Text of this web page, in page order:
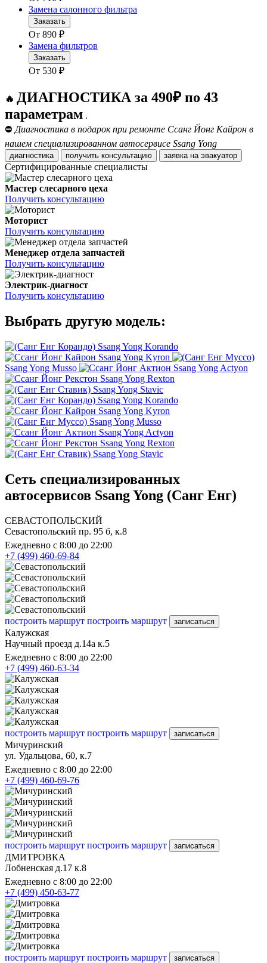
Замена салонного фильтра
Заказать
От 890 ₽
Замена фильтров
Заказать
От 530 ₽
🔥 ДИАГНОСТИКА за 490₽ по 43
параметрам .
⛔ Диагностика в подарок при ремонте Ссанг Йонг Кайрон в
нашем специализированном автосервисе Ssang Yong
диагностика получить консультацию заявка на эвакуатор
Сертифицированные специалисты
Мастер слесарного цеха
Получить консультацию
Моторист
Получить консультацию
Менеджер отдела запчастей
Получить консультацию
Электрик-диагност
Получить консультацию
Выбрать другую модель:
Ssang Yong Korando
Ssang Yong Kyron
Ssang Yong Musso
Ssang Yong Actyon
Ssang Yong Rexton
Ssang Yong Stavic
Ssang Yong Korando
Ssang Yong Kyron
Ssang Yong Musso
Ssang Yong Actyon
Ssang Yong Rexton
Ssang Yong Stavic
Сеть специализированных
автосервисов Ssang Yong (Санг Енг)
СЕВАСТОПОЛЬСКИЙ
Севастопольский пр. 95 б, к.8
Ежедневно с 8:00 до 22:00
+7 (499) 460-69-84
построить маршрут построить маршрут записаться
Калужская
Научный проезд д.14а к.5
Ежедневно с 8:00 до 22:00
+7 (499) 460-63-34
построить маршрут построить маршрут записаться
Мичуринский
ул. Удальцова, 60, к.7
Ежедневно с 8:00 до 22:00
+7 (499) 460-69-76
построить маршрут построить маршрут записаться
ДМИТРОВКА
Лобненская д.17 к.8
Ежедневно с 8:00 до 22:00
+7 (499) 450-63-77
построить маршрут построить маршрут записаться